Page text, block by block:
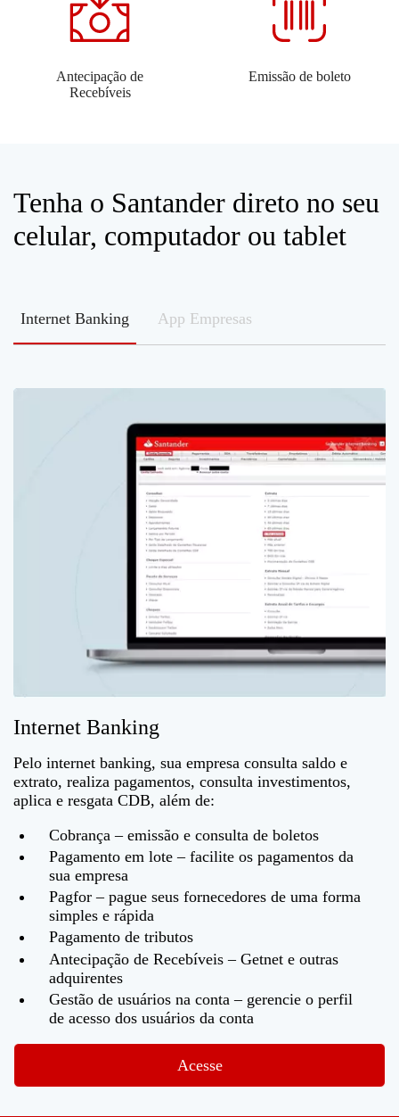
Antecipação de
Recebíveis
Emissão de boleto
Tenha o Santander direto no seu
celular, computador ou tablet
Internet Banking App Empresas
Internet Banking
Pelo internet banking, sua empresa consulta saldo e
extrato, realiza pagamentos, consulta investimentos,
aplica e resgata CDB, além de:
Cobrança – emissão e consulta de boletos
Pagamento em lote – facilite os pagamentos da
sua empresa
Pagfor – pague seus fornecedores de uma forma
simples e rápida
Pagamento de tributos
Antecipação de Recebíveis – Getnet e outras
adquirentes
Gestão de usuários na conta – gerencie o perfil
de acesso dos usuários da conta
Acesse